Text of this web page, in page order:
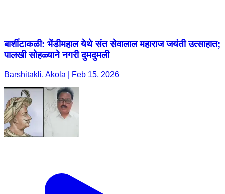
बार्शीटाकळी: भेंडीमहाल येथे संत सेवालाल महाराज जयंती उत्साहात;
पालखी सोहळ्याने नगरी दुमदुमली
Barshitakli, Akola | Feb 15, 2026